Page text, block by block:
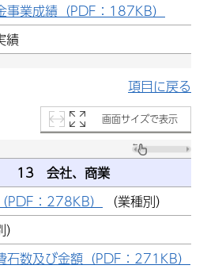
事業成績（PDF：187KB）
績
項目に戻る
画面サイズで表示
13 会社、商業
PDF：278KB）
（業種別）
石数及び金額（PDF：271KB）